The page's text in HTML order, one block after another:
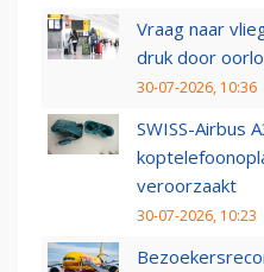
Vraag naar
druk door
30-07-2026, 10:36
SWISS-Airbus
veroorzaakt
30-07-2026, 10:23